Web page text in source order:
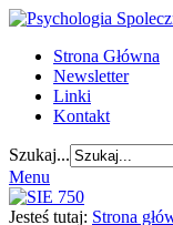
Strona Główna
Newsletter
Linki
Kontakt
Szukaj...
Menu
Jesteś tutaj: Strona